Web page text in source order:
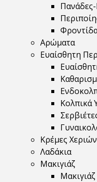
Αρώματα
Ευαίσθητη
Κολπικά
Κρέμες Χεριών
Λαδάκια
Μακιγιάζ
Μακιγιάζ